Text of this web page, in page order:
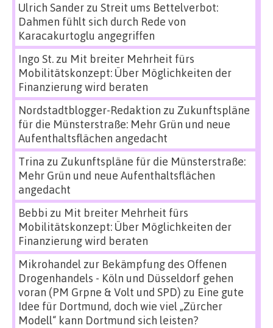
Ulrich Sanderzu Streit ums Bettelverbot:
Dahmen fühlt sich durch Rede von
Karacakurtoglu angegriffen
Ingo St.zu Mit breiter Mehrheit fürs
Mobilitätskonzept: Über Möglichkeiten der
Finanzierung wird beraten
Nordstadtblogger-Redaktion zu Zukunftspläne
für die Münsterstraße: Mehr Grün und neue
Aufenthaltsflächen angedacht
Trina zu Zukunftspläne für die Münsterstraße:
Mehr Grün und neue Aufenthaltsflächen
angedacht
Bebbi zu Mit breiter Mehrheit fürs
Mobilitätskonzept: Über Möglichkeiten der
Finanzierung wird beraten
Mikrohandel zur Bekämpfung des Offenen
Drogenhandels - Köln und Düsseldorf gehen
voran (PM Grpne & Volt und SPD) zu Eine gute
Idee für Dortmund, doch wie viel „Zürcher
Modell“ kann Dortmund sich leisten?